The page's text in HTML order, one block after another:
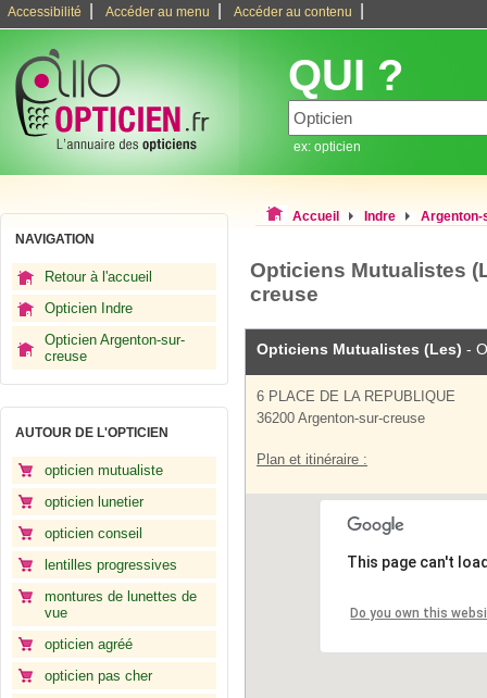
Accessibilité Accéder au menu Accéder au contenu
QUI ?
ex: opticien
NAVIGATION
Retour à l'accueil
Opticien Indre
Opticien Argenton-sur-
creuse
AUTOUR DE L'OPTICIEN
opticien mutualiste
opticien lunetier
opticien conseil
lentilles progressives
montures de lunettes de
vue
opticien agréé
opticien pas cher
Accueil Indre
Opticiens Mutualistes
creuse
Opticiens Mutualistes (Les) -
6 PLACE DE LA REPUBLIQUE
36200 Argenton-sur-creuse
Plan et itinéraire :
This page can't
Do you own this